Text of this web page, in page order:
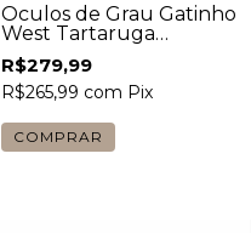
Óculos de Grau Gatinho
West Tartaruga
Feminino
R$279,99
R$265,99 com Pix